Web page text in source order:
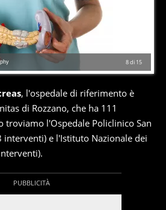
8di 15
, l'ospedale di riferimento è
di Rozzano, che ha 111
troviamo l'Ospedale Policlinico San
interventi) e l'Istituto Nazionale dei